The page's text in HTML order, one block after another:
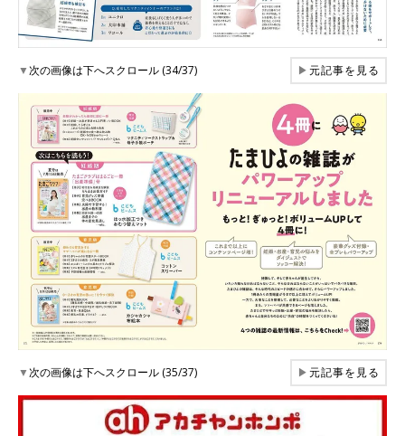
▼次の画像は下へスクロール (34/37) ▶元記事を見る
▼次の画像は下へスクロール (35/37) ▶元記事を見る